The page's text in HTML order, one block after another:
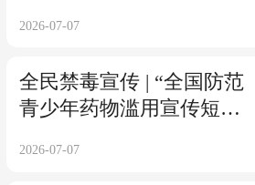
2026-07-07
全民禁毒宣传 | “全国防范
青少年药物滥用宣传短视
播
2026-07-07